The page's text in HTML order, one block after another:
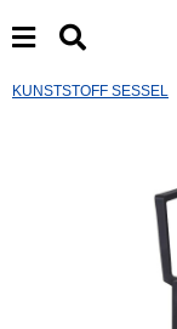
KUNSTSTOFF SESSEL